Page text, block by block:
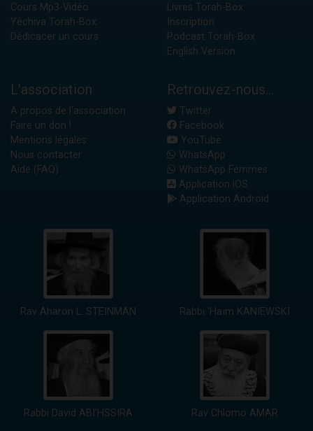
Cours Mp3-Vidéo
Yéchiva Torah-Box
Dédicacer un cours
Livres Torah-Box
Inscription
Podcast Torah-Box
English Version
L'association
A propos de l'association
Faire un don !
Mentions légales
Nous contacter
Aide (FAQ)
Retrouvez-nous...
Twitter
Facebook
YouTube
WhatsApp
WhatsApp Femmes
Application iOS
Application Android
Rav Aharon L. STEINMAN Rabbi 'Haïm KANIEWSKI
Rabbi David ABI'HSSIRA Rav Chlomo AMAR